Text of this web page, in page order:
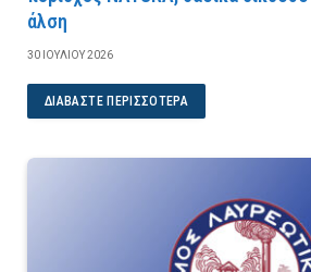
άλση
30 ΙΟΥΛΊΟΥ 2026
ΔΙΑΒΆΣΤΕ ΠΕΡΙΣΣΌΤΕΡΑ